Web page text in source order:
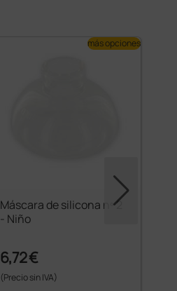
Máscara de silicona nº 2
- Niño
6,72 €
(Precio sin IVA)
más opciones